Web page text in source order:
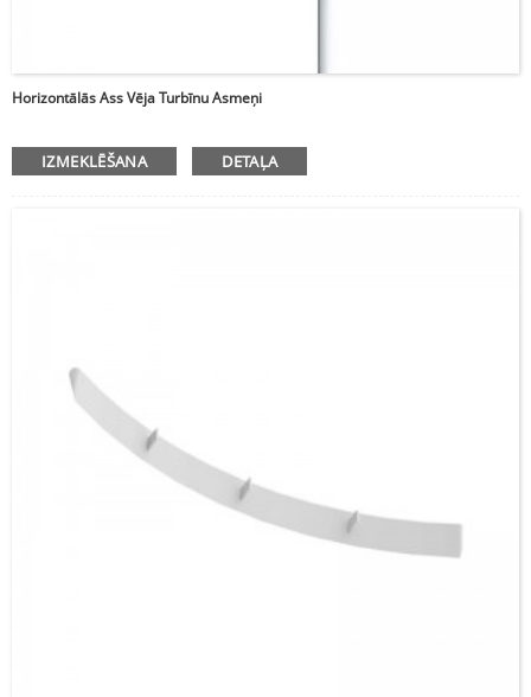
Horizontālās Ass Vēja Turbīnu Asmeņi
IZMEKLĒŠANA DETAĻA